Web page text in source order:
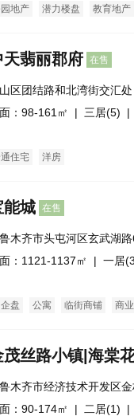
地产 潜力楼盘 教育地产
天翡丽郡府 在售
区团结路和北湾街交汇处
：98-161㎡ | 三居(5) |
住宅 洋房
能城 在售
木齐市头屯河区玄武湖
：1121-1137㎡ | 一居
盘 公寓 临街商铺 商
茂丝路小镇|海棠
木齐市经济技术开发区
：90-174㎡ | 二居(1) |